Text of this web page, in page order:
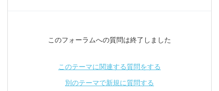
このフォーラムへの質問は終了しました
このテーマに関連する質問をする
別のテーマで新規に質問する